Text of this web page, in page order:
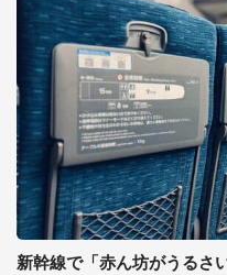
新幹線で「赤ん坊がうるさ